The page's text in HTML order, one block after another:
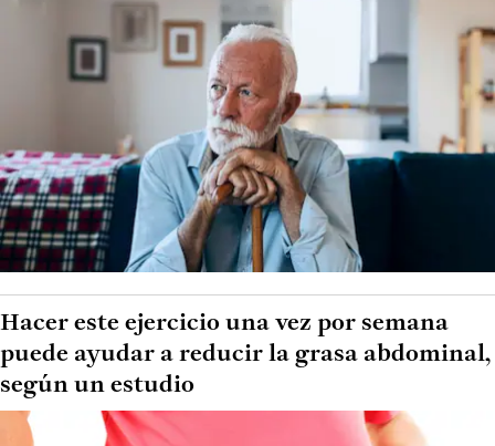
Hacer este ejercicio una vez por semana
puede ayudar a reducir la grasa abdominal,
según un estudio